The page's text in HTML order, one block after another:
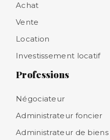
Achat
Vente
Location
Investissement locatif
Professions
Négociateur
Administrateur foncier
Administrateur de biens